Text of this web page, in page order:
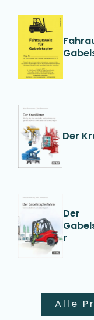
Der
Der
r
Alle